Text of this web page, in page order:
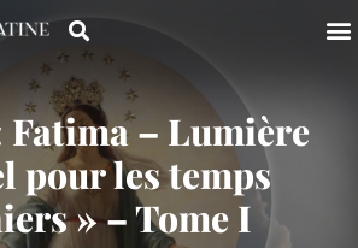
Fatima – Lumière
pour les temps
» – Tome I